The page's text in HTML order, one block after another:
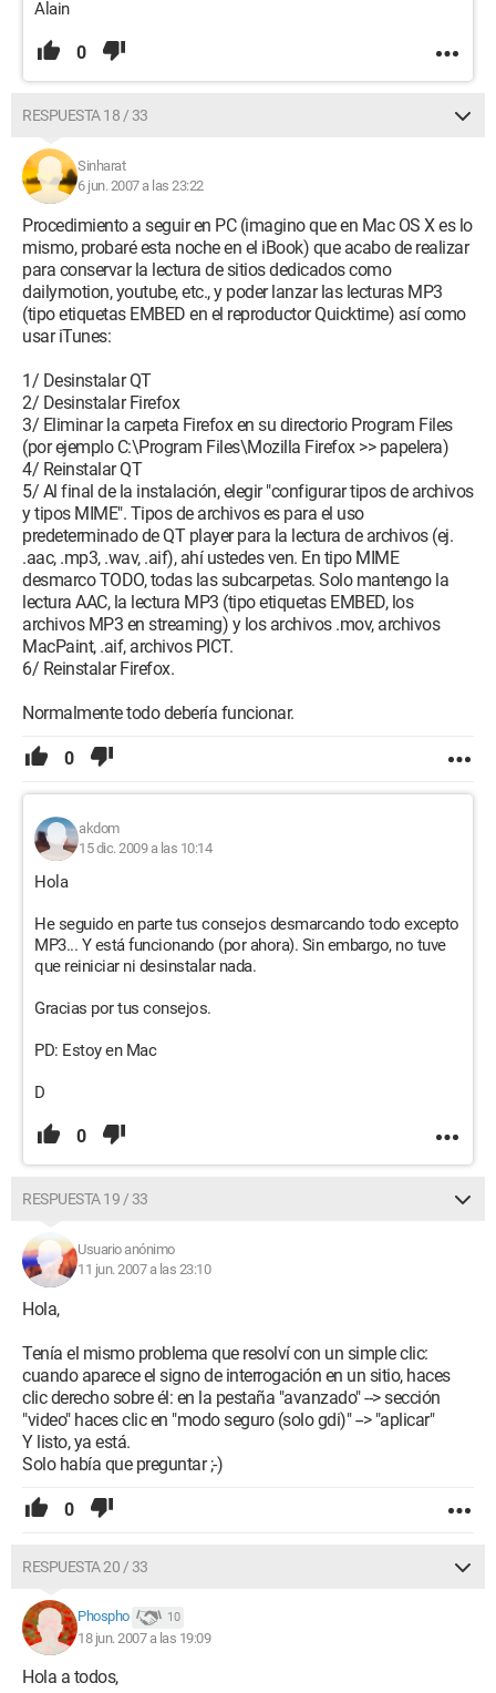
Alain
0
RESPUESTA 18 / 33
Sinharat
6 jun. 2007 a las 23:22
Procedimiento a seguir en PC (imagino que en Mac OS X es lo
mismo, probaré esta noche en el iBook) que acabo de realizar
para conservar la lectura de sitios dedicados como
dailymotion, youtube, etc., y poder lanzar las lecturas MP3
(tipo etiquetas EMBED en el reproductor Quicktime) así como
usar iTunes:
1/ Desinstalar QT
2/ Desinstalar Firefox
3/ Eliminar la carpeta Firefox en su directorio Program Files
(por ejemplo C:\Program Files\Mozilla Firefox >> papelera)
4/ Reinstalar QT
5/ Al final de la instalación, elegir "configurar tipos de archivos
y tipos MIME". Tipos de archivos es para el uso
predeterminado de QT player para la lectura de archivos (ej.
.aac, .mp3, .wav, .aif), ahí ustedes ven. En tipo MIME
desmarco TODO, todas las subcarpetas. Solo mantengo la
lectura AAC, la lectura MP3 (tipo etiquetas EMBED, los
archivos MP3 en streaming) y los archivos .mov, archivos
MacPaint, .aif, archivos PICT.
6/ Reinstalar Firefox.
Normalmente todo debería funcionar.
0
akdom
15 dic. 2009 a las 10:14
Hola
He seguido en parte tus consejos desmarcando todo excepto
MP3... Y está funcionando (por ahora). Sin embargo, no tuve
que reiniciar ni desinstalar nada.
Gracias por tus consejos.
PD: Estoy en Mac
D
0
RESPUESTA 19 / 33
Usuario anónimo
11 jun. 2007 a las 23:10
Hola,
Tenía el mismo problema que resolví con un simple clic:
cuando aparece el signo de interrogación en un sitio, haces
clic derecho sobre él: en la pestaña "avanzado" --> sección
"video" haces clic en "modo seguro (solo gdi)" --> "aplicar"
Y listo, ya está.
Solo había que preguntar ;-)
0
RESPUESTA 20 / 33
Phospho 10
18 jun. 2007 a las 19:09
Hola a todos,